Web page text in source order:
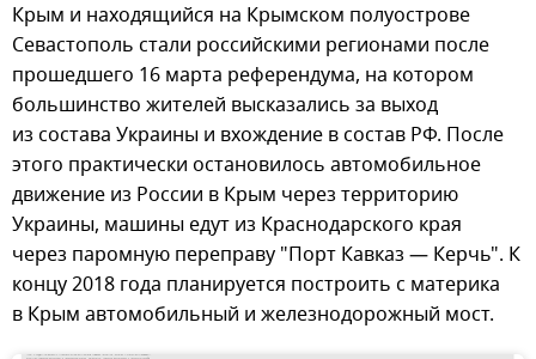
Крым и находящийся на Крымском полуострове
Севастополь стали российскими регионами после
прошедшего 16 марта референдума, на котором
большинство жителей высказались за выход
из состава Украины и вхождение в состав РФ. После
этого практически остановилось автомобильное
движение из России в Крым через территорию
Украины, машины едут из Краснодарского края
через паромную переправу "Порт Кавказ — Керчь". К
концу 2018 года планируется построить с материка
в Крым автомобильный и железнодорожный мост.